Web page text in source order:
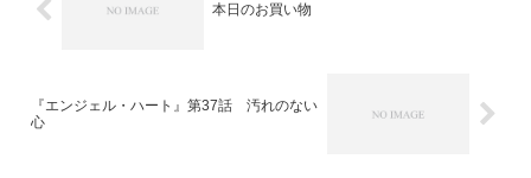
本日のお買い物
『エンジェル・ハート』第37話 汚れのない
心